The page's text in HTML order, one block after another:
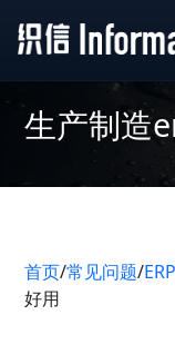
生产制造
首页/常见问题/
好用